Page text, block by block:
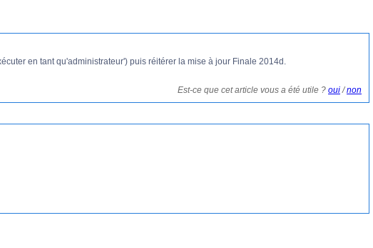
en tant qu'administrateur') puis réitérer la mise à jour Finale 2014d.
Est-ce que cet article vous a été utile ? oui/non